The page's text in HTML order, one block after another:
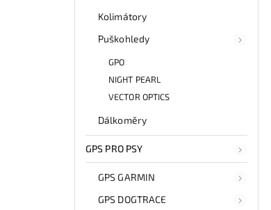
Kolimátory
Puškohledy
GPO
NIGHT PEARL
VECTOR OPTICS
Dálkoměry
GPS PRO PSY
GPS GARMIN
GPS DOGTRACE